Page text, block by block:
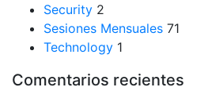
Security 2
Sesiones Mensuales 71
Technology 1
Comentarios recientes